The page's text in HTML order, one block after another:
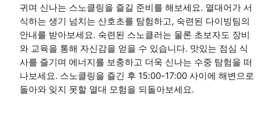
귀며 신나는 스노클링을 즐길 준비를 해보세요. 열대어가 서
식하는 생기 넘치는 산호초를 탐험하고, 숙련된 다이빙팀의
안내를 받아보세요. 숙련된 스노클러는 물론 초보자도 장비
와 교육을 통해 자신감을 얻을 수 있습니다. 맛있는 점심 식
사를 즐기며 에너지를 보충하고 더욱 신나는 수중 탐험을 떠
나보세요. 스노클링을 즐긴 후 15:00-17:00 사이에 해변으로
돌아와 잊지 못할 열대 모험을 되돌아보세요.